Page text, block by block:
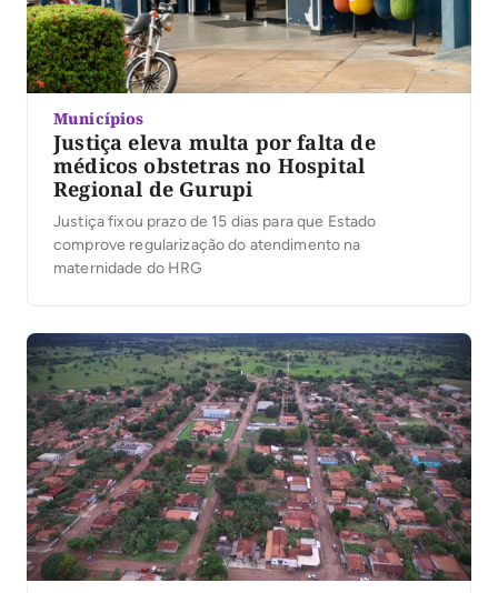
Municípios
Justiça eleva multa por falta de
médicos obstetras no Hospital
Regional de Gurupi
Justiça fixou prazo de 15 dias para que Estado
comprove regularização do atendimento na
maternidade do HRG